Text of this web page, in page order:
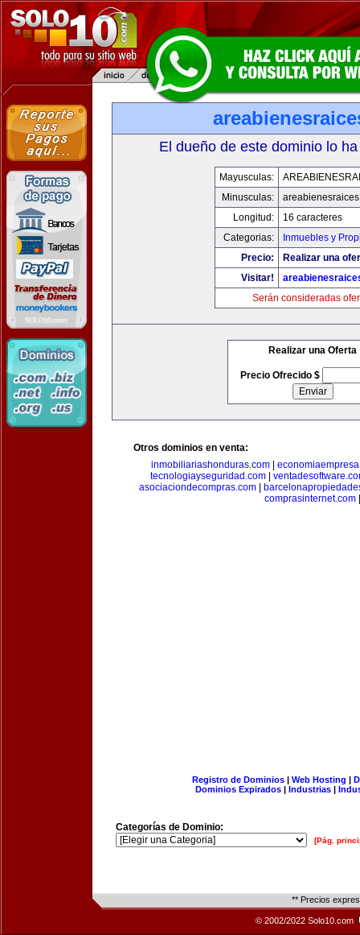
El dueño de este dominio lo
Mayusculas:
Minusculas:
Longitud:
16 caracteres
Categorias:
Inmuebles y
Precio:
Realizar una
Visitar!
Serán consideradas
Realizar una Oferta
Precio Ofrecido $
Otros dominios en venta:
inmobiliariashonduras.com
tecnologiayseguridad.com|
asociaciondecompras.com|
comprasinternet.com
Registro de Dominios| Web Hosting |
Dominios Expirados | Industrias |
Categorías de Dominio:
[Pág.
** Precios
© 2002/2022 Solo10.com